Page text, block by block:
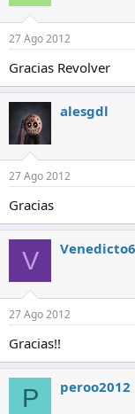
27 Ago 2012
Gracias Revolver
alesgdl
27 Ago 2012
Gracias
V
27 Ago 2012
Gracias!!
P peroo2012